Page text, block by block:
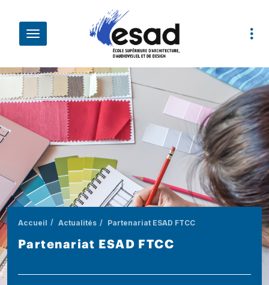
Fil d'Ariane
Accueil Actualités Partenariat ESAD FTCC
Partenariat ESAD FTCC